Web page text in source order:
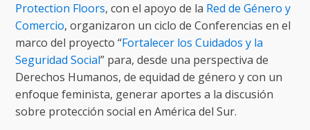
Protection Floors, con el apoyo de la Red de Género y
Comercio, organizaron un ciclo de Conferencias en el
marco del proyecto “Fortalecer los Cuidados y la
Seguridad Social” para, desde una perspectiva de
Derechos Humanos, de equidad de género y con un
enfoque feminista, generar aportes a la discusión
sobre protección social en América del Sur.